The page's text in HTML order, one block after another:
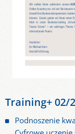
Training+ 02/
Podnoszenie